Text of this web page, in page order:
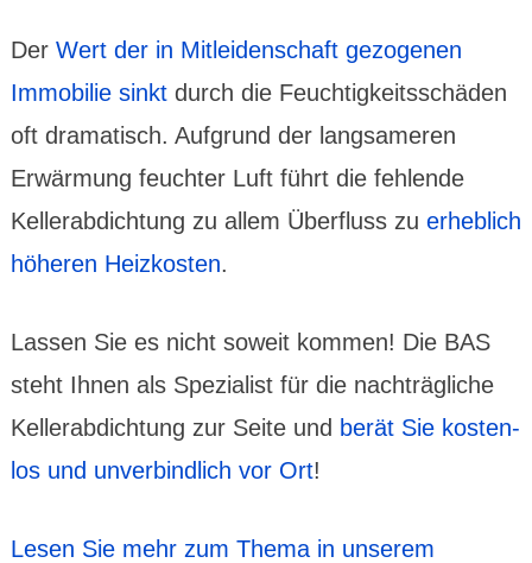
Der Wert der in Mitleiden­schaft gezogenen
Immo­bilie sinktdurch die Feuchtig­keits­schäden
oft drama­tisch. Auf­grund der lang­sameren
Erwär­mung feuchter Luft führt die fehlende
Keller­abdich­tung zu allem Über­fluss zu erheb­lich
höheren Heiz­kosten.
Lassen Sie es nicht soweit kommen! Die BAS
steht Ihnen als Spezia­list für die nach­träg­liche
Keller­abdich­tung zur Seite und berät Sie kosten­
los und unver­bindlich vor Ort!
Lesen Sie mehr zum Thema in unserem